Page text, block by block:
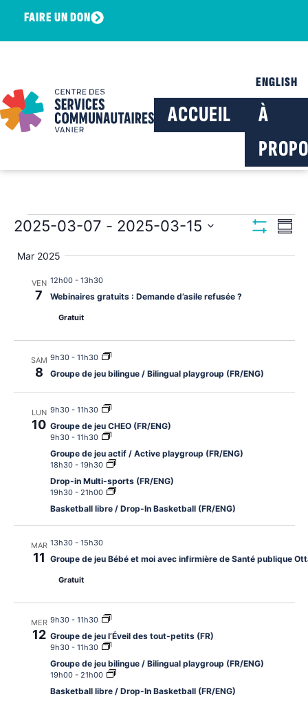
FAIRE UN DON
ENGLISH
ACCUEIL
À
parde
2025-03-07 - 2025-03-15
la
date
Mar 2025
VEN
7
12h00- 13h30
Webinaires gratuits : Demande d’asile refusée ?
Gratuit
SAM
8
9h30- 11h30
Groupe de jeu bilingue / Bilingual playgroup (FR/ENG)
LUN
10
9h30- 11h30
Groupe de jeu CHEO (FR/ENG)
9h30- 11h30
Groupe de jeu actif / Active playgroup (FR/ENG)
18h30- 19h30
Drop-in Multi-sports (FR/ENG)
19h30- 21h00
Basketball libre / Drop-In Basketball (FR/ENG)
MAR
11
13h30- 15h30
Groupe de jeu Bébé et moi avec infirmière de Santé publique
Gratuit
MER
12
9h30- 11h30
Groupe de jeu l’Éveil des tout-petits (FR)
9h30- 11h30
Groupe de jeu bilingue / Bilingual playgroup (FR/ENG)
19h00- 21h00
Basketball libre / Drop-In Basketball (FR/ENG)